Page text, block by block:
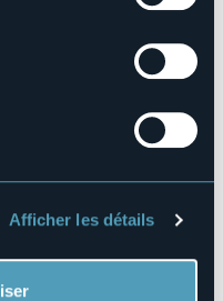
Afficher les détails
la compagnia coreana
il 19 giugno al Teatro Il
uno degli eventi
coproduzione tra Italia e
Bigi porta inoltre
Wuppertal di
artistica
con tutti gli eventi.